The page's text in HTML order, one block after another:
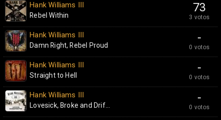
73
3 votos
Hank Williams III
Rebel Within
-
0 votos
Hank Williams III
Damn Right, Rebel Proud
-
0 votos
Hank Williams III
Straight to Hell
-
0 votos
Hank Williams III
Lovesick, Broke and Drif...